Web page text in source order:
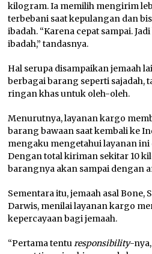
kilogram. Ia memilih mengirim
terbebani saat kepulangan dan
ibadah. “Karena cepat sampai.
ibadah,” tandasnya.
Hal serupa disampaikan jemaah
berbagai barang seperti sajadah,
ringan khas untuk oleh-oleh.
Menurutnya, layanan kargo
barang bawaan saat kembali ke
mengaku mengetahui layanan
Dengan total kiriman sekitar 10
barangnya akan sampai dengan
Sementara itu, jemaah asal Bone,
Darwis, menilai layanan kargo
kepercayaan bagi jemaah.
“Pertama tenturesponsibility-